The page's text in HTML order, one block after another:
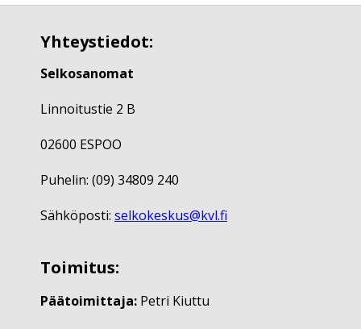
Yhteystiedot:
Selkosanomat
Linnoitustie 2 B
02600 ESPOO
Puhelin: (09) 34809 240
Sähköposti: selkokeskus@kvl.fi
Toimitus:
Päätoimittaja: Petri Kiuttu